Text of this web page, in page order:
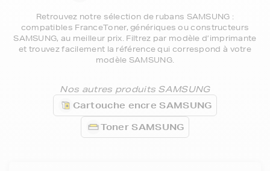
Retrouvez notre sélection de rubans SAMSUNG :
compatibles FranceToner, génériques ou constructeurs
SAMSUNG, au meilleur prix. Filtrez par modèle d’imprimante
et trouvez facilement la référence qui correspond à votre
modèle SAMSUNG.
Nos autres produits SAMSUNG
Cartouche encre SAMSUNG
Toner SAMSUNG